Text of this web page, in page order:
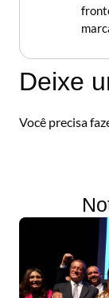
Deixe
Você precisa